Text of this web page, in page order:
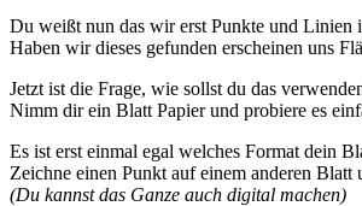
Du weißt nun das wir erst Punkte und Linien
Haben wir dieses gefunden erscheinen uns
Jetzt ist die Frage, wie sollst du das
Nimm dir ein Blatt Papier und probiere es
Es ist erst einmal egal welches Format dein
Zeichne einen Punkt auf einem anderen Blatt
(Du kannst das Ganze auch digital machen)